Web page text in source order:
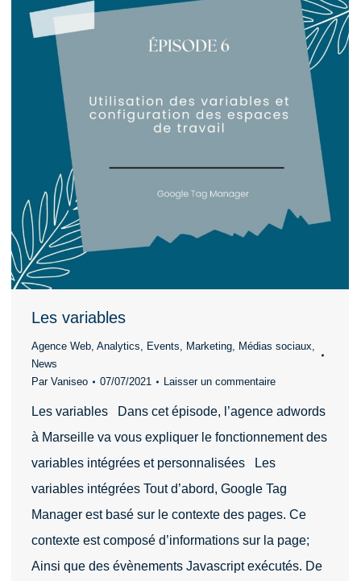
Les variables
Agence Web, Analytics, Events, Marketing, Médias sociaux,
News
Par Vaniseo 07/07/2021 Laisser un commentaire
Les variables Dans cet épisode, l’agence adwords
à Marseille va vous expliquer le fonctionnement des
variables intégrées et personnalisées Les
variables intégrées Tout d’abord, Google Tag
Manager est basé sur le contexte des pages. Ce
contexte est composé d’informations sur la page;
Ainsi que des évènements Javascript exécutés. De